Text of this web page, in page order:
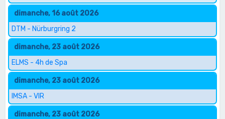
dimanche, 16 août 2026
DTM - Nürburgring 2
dimanche, 23 août 2026
ELMS - 4h de Spa
dimanche, 23 août 2026
IMSA - VIR
dimanche, 23 août 2026